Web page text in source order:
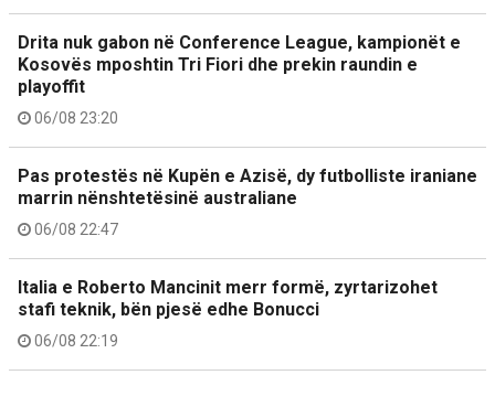
Drita nuk gabon në Conference League, kampionët e
Kosovës mposhtin Tri Fiori dhe prekin raundin e
playoffit
06/08 23:20
Pas protestës në Kupën e Azisë, dy futbolliste iraniane
marrin nënshtetësinë australiane
06/08 22:47
Italia e Roberto Mancinit merr formë, zyrtarizohet
stafi teknik, bën pjesë edhe Bonucci
06/08 22:19